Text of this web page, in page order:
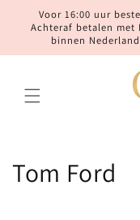
naar de
content
Voor 16:00 uur
Achteraf betalen met
binnen
C
Tom Ford